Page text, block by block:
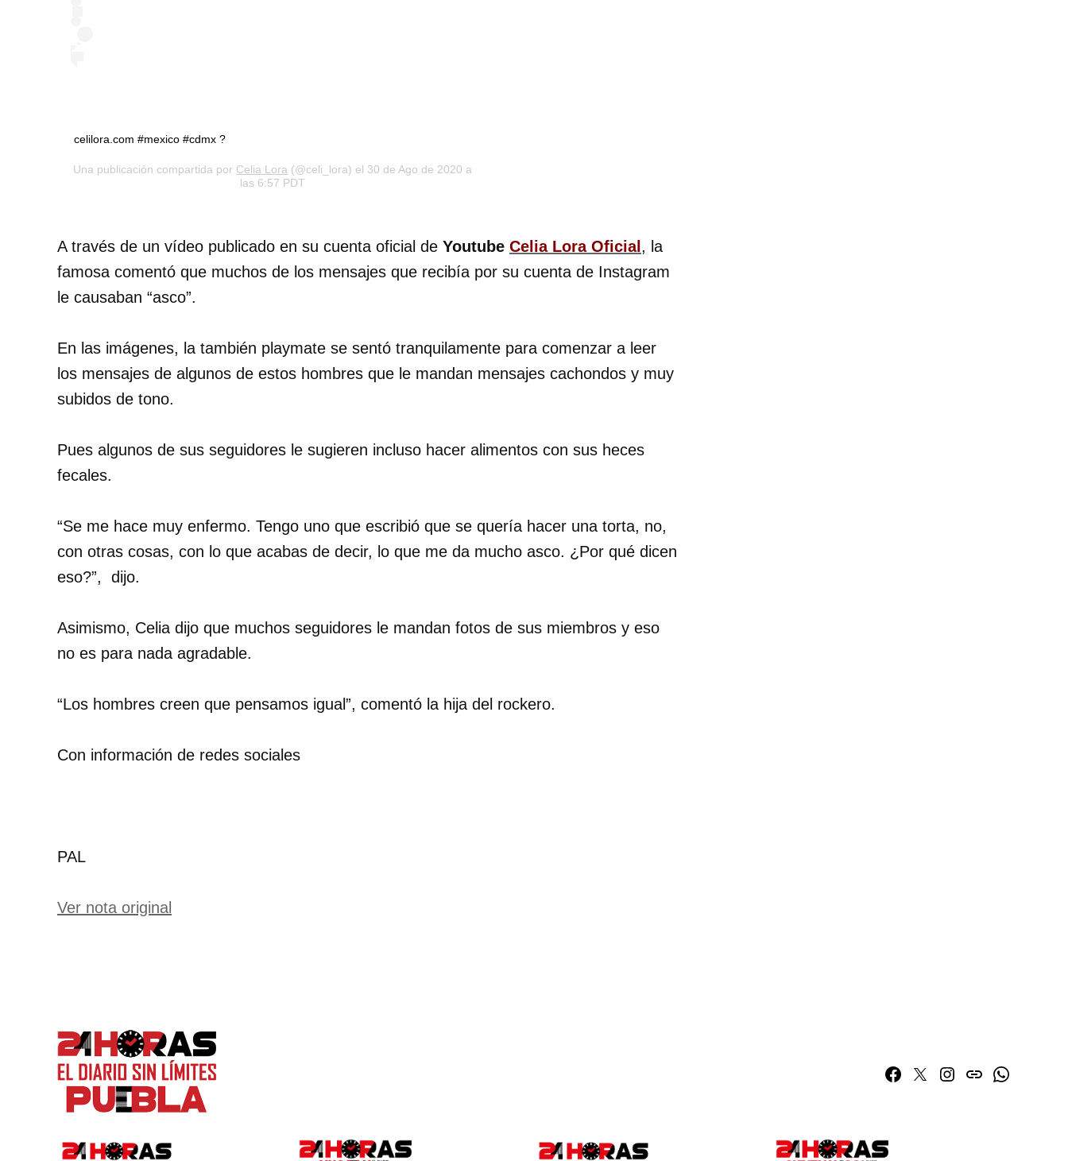
celilora.com #mexico #cdmx ?
Una publicación compartida por Celia Lora (@celi_lora) el 30 de Ago de 2020 a
las 6:57 PDT
A través de un vídeo publicado en su cuenta oficial de Youtube Celia Lora Oficial , la
famosa comentó que muchos de los mensajes que recibía por su cuenta de Instagram
le causaban “asco”.
En las imágenes, la también playmate se sentó tranquilamente para comenzar a leer
los mensajes de algunos de estos hombres que le mandan mensajes cachondos y muy
subidos de tono.
Pues algunos de sus seguidores le sugieren incluso hacer alimentos con sus heces
fecales.
“Se me hace muy enfermo. Tengo uno que escribió que se quería hacer una torta, no,
con otras cosas, con lo que acabas de decir, lo que me da mucho asco. ¿Por qué dicen
eso?”, dijo.
Asimismo, Celia dijo que muchos seguidores le mandan fotos de sus miembros y eso
no es para nada agradable.
“Los hombres creen que pensamos igual”, comentó la hija del rockero.
Con información de redes sociales
PAL
Ver nota original
Facebook
TwitterInstagram
issuuWhatsapp